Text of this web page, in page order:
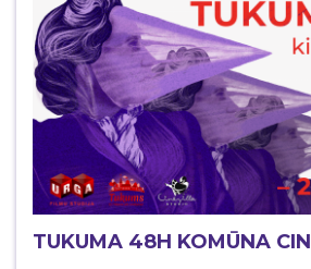
TUKUMA 48H KOMŪNA